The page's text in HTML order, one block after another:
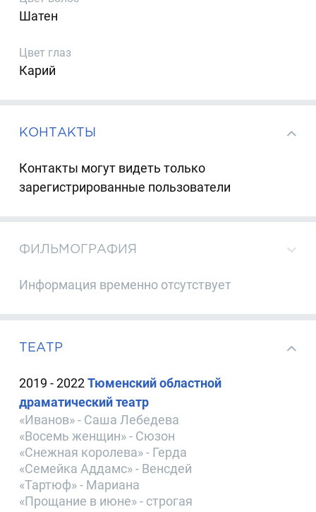
Шатен
Цвет глаз
Карий
КОНТАКТЫ
Контакты могут видеть только
зарегистрированные пользователи
ФИЛЬМОГРАФИЯ
Информация временно отсутствует
ТЕАТР
2019 - 2022Тюменский областной
драматический театр
«Иванов» - Саша Лебедева
«Восемь женщин» - Сюзон
«Снежная королева» - Герда
«Семейка Аддамс» - Венсдей
«Тартюф» - Мариана
«Прощание в июне» - строгая